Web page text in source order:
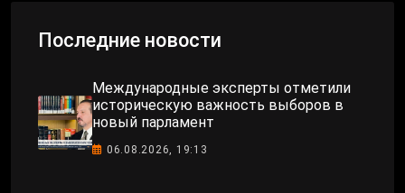
Последние новости
Международные эксперты отметили
историческую важность выборов в
новый парламент
06.08.2026, 19:13